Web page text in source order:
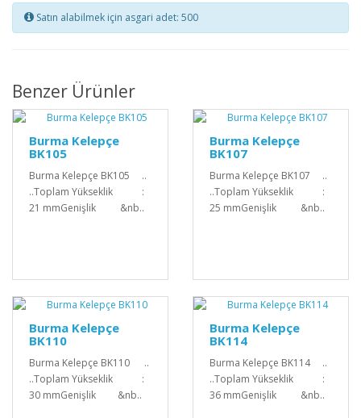
Satın alabilmek için asgari adet: 500
Benzer Ürünler
Burma Kelepçe
BK105
Burma Kelepçe BK105 ..
..Toplam Yükseklik :
21 mmGenişlik &nb..
Burma Kelepçe
BK107
Burma Kelepçe BK107 ..
..Toplam Yükseklik :
25 mmGenişlik &nb..
Burma Kelepçe
BK110
Burma Kelepçe BK110 ..
..Toplam Yükseklik :
30 mmGenişlik &nb..
Burma Kelepçe
BK114
Burma Kelepçe BK114 ..
..Toplam Yükseklik :
36 mmGenişlik &nb..